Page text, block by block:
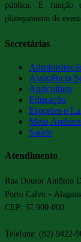
pública. É função
planejamento de
Secretárias
Assistência
Agricultura
Educação
Esportes e
Meio
Saúde
Atendimento
Rua Doutor Antônio
Porto Calvo – Alagoas
CEP: 57.900-000
Telefone: (82) 9422-